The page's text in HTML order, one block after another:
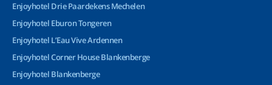
Enjoyhotel Drie Paardekens Mechelen
Enjoyhotel Eburon Tongeren
Enjoyhotel L’Eau Vive Ardennen
Enjoyhotel Corner House Blankenberge
Enjoyhotel Blankenberge